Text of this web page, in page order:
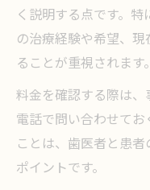
く説明する点です。
の治療経験や希望、
ることが重視されます。
料金を確認する際は
電話で問い合わせて
ことは、歯医者と患
ポイントです。